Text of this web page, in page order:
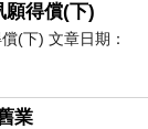
願得償(下)
(下) 文章日期：
業